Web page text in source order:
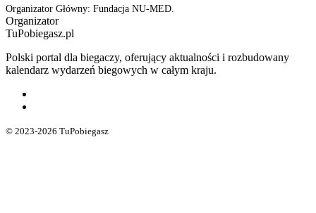
Organizator Główny: Fundacja NU-MED.
Organizator
TuPobiegasz.pl
Polski portal dla biegaczy, oferujący aktualności i rozbudowany
kalendarz wydarzeń biegowych w całym kraju.
© 2023-2026 TuPobiegasz